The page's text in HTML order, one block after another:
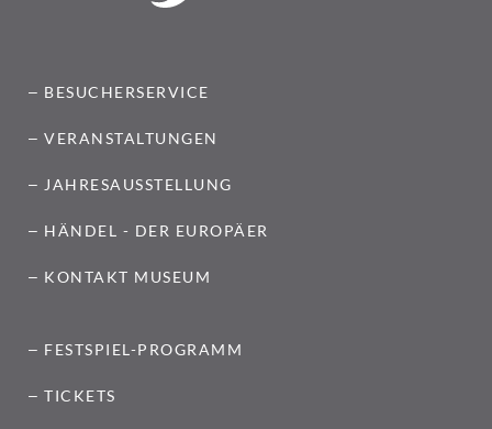
BESUCHERSERVICE
VERANSTALTUNGEN
JAHRESAUSSTELLUNG
HÄNDEL - DER EUROPÄER
KONTAKT MUSEUM
FESTSPIEL-PROGRAMM
TICKETS